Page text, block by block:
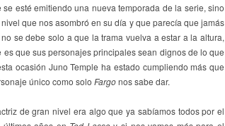
esté emitiendo una nueva temporada de la serie, sino
que nos asombró en su día y que parecía que jamás
se debe solo a que la trama vuelva a estar a la altura,
es que sus personajes principales sean dignos de lo que
ocasión Juno Temple ha estado cumpliendo más que
único como solo Fargonos sabe dar.
de gran nivel era algo que ya sabíamos todos por el